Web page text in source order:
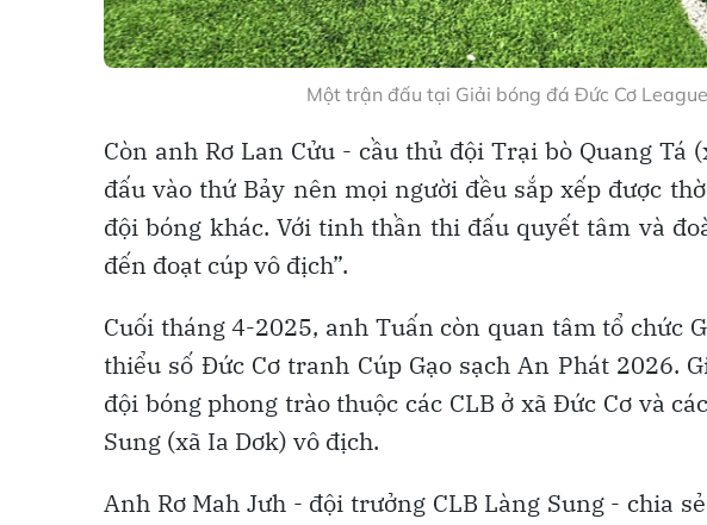
Một trận đấu tại Giải bóng đá Đức Cơ
Còn anh Rơ Lan Cửu - cầu thủ đội Trại bò Quang Tá
đấu vào thứ Bảy nên mọi người đều sắp xếp được
đội bóng khác. Với tinh thần thi đấu quyết tâm và
đến đoạt cúp vô địch”.
Cuối tháng 4-2025, anh Tuấn còn quan tâm tổ chức
thiểu số Đức Cơ tranh Cúp Gạo sạch An Phát 2026.
đội bóng phong trào thuộc các CLB ở xã Đức Cơ và
Sung (xã Ia Dơk) vô địch.
Anh Rơ Mah Jưh - đội trưởng CLB Làng Sung - chia